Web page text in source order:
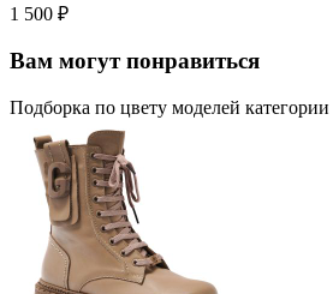
1 500 ₽
Вам могут понравиться
Подборка по цвету моделей категории